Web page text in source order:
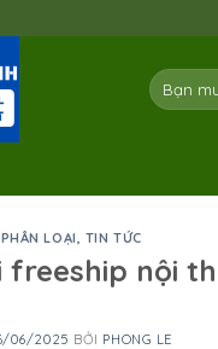
Tìm
kiếm:
LOẠI, TIN TỨC
freeship nội
06/2025 BỞI PHONG LE